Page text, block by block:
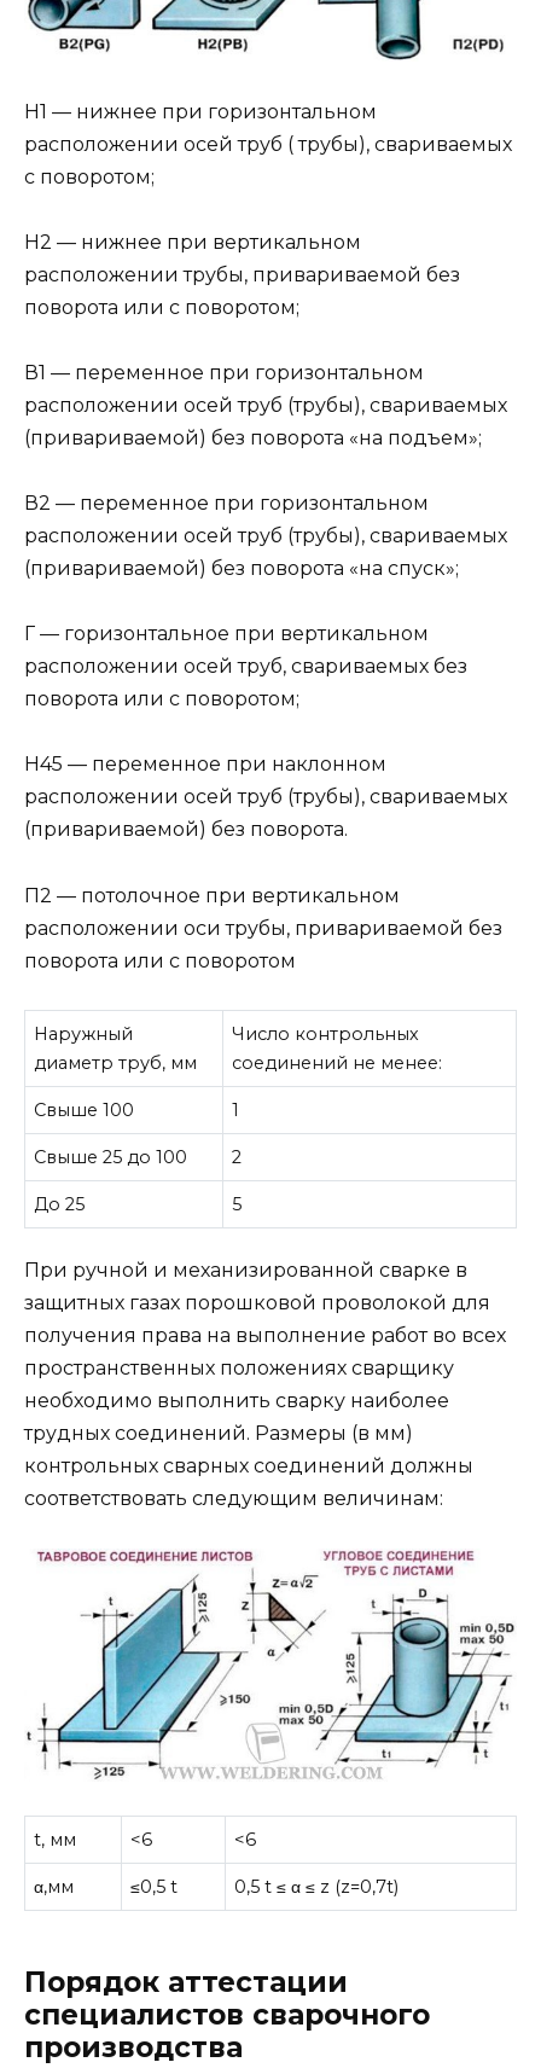
Н1 — нижнее при горизонтальном
расположении осей труб ( трубы), свариваемых
с поворотом;
Н2 — нижнее при вертикальном
расположении трубы, привариваемой без
поворота или с поворотом;
В1 — переменное при горизонтальном
расположении осей труб (трубы), свариваемых
(привариваемой) без поворота «на подъем»;
В2 — переменное при горизонтальном
расположении осей труб (трубы), свариваемых
(привариваемой) без поворота «на спуск»;
Г — горизонтальное при вертикальном
расположении осей труб, свариваемых без
поворота или с поворотом;
Н45 — переменное при наклонном
расположении осей труб (трубы), свариваемых
(привариваемой) без поворота.
П2 — потолочное при вертикальном
расположении оси трубы, привариваемой без
поворота или с поворотом
Наружный
диаметр труб, мм
Число контрольных
соединений не менее:
Свыше 100 1
Свыше 25 до 100 2
До 25 5
При ручной и механизированной сварке в
защитных газах порошковой проволокой для
получения права на выполнение работ во всех
пространственных положениях сварщику
необходимо выполнить сварку наиболее
трудных соединений. Размеры (в мм)
контрольных сварных соединений должны
соответствовать следующим величинам:
t, мм <6 <6
α,мм ≤0,5 t 0,5 t ≤ α ≤ z (z=0,7t)
Порядок аттестации
специалистов сварочного
производства